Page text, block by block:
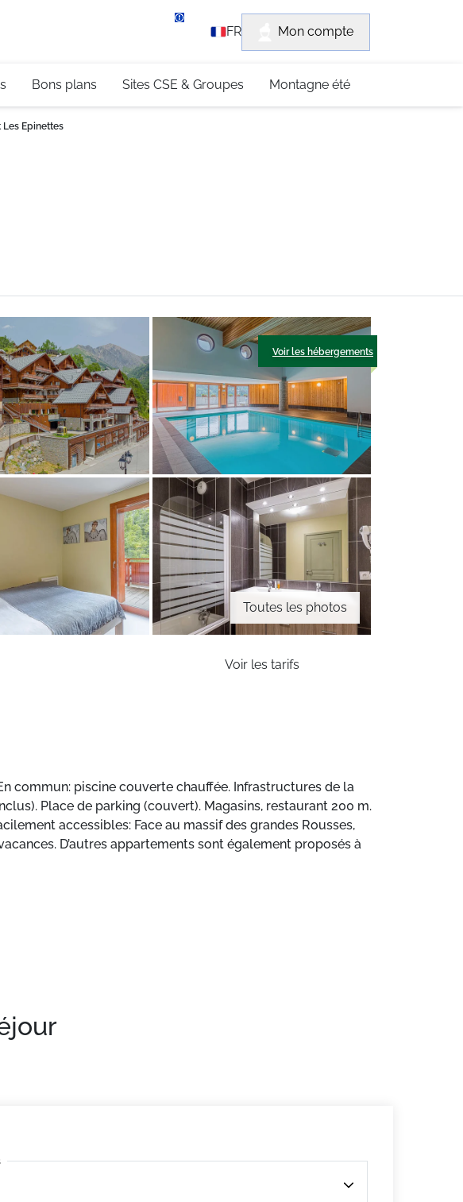
+33 (0)4 79 96 30 69
FR Mon compte
Bons plans Sites CSE & Groupes Montagne été
Epinettes
Toutes les photos
Voir les hébergements
Voir les tarifs
commun: piscine couverte chauffée. Infrastructures de la
Place de parking (couvert). Magasins, restaurant 200 m.
accessibles: Face au massif des grandes Rousses,
D’autres appartements sont également proposés à